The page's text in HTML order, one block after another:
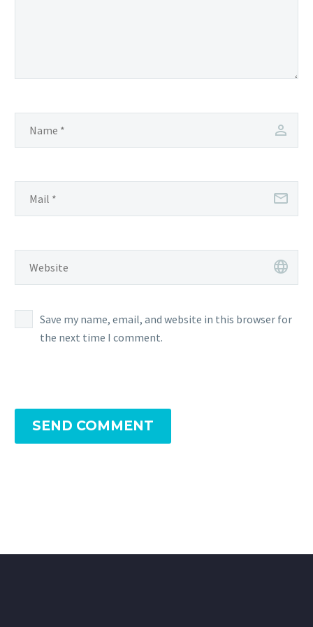
Save my name, email, and website in this browser for
the next time I comment.
SEND COMMENT